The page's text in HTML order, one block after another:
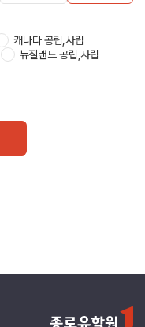
캐나다 공립,사립
뉴질랜드 공립,사립